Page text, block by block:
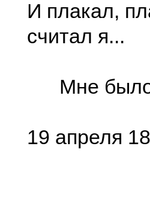
И плакал,
считал я...
Мне было
19 апреля